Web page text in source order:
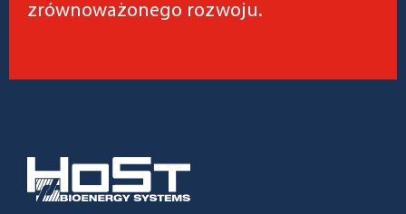
zrównoważonego rozwoju.